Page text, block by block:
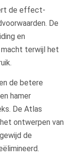
de effect-
De
en
macht terwijl het
de betere
hamer
De Atlas
ontwerpen van
de